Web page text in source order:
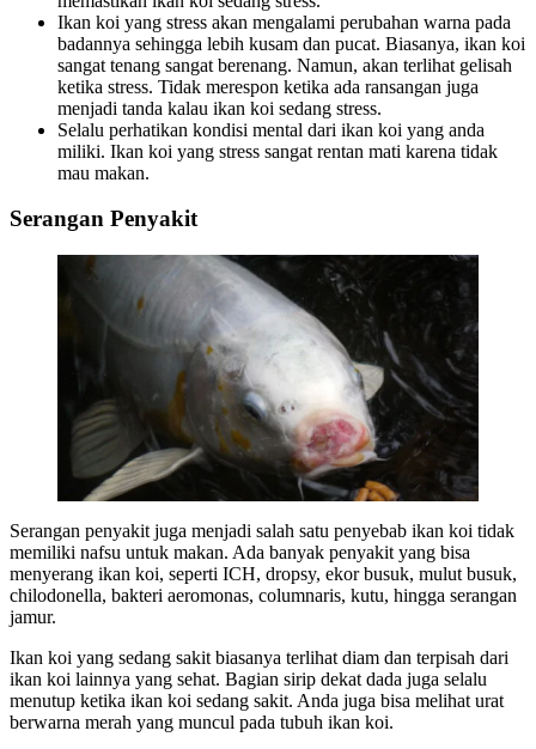
Ikan koi yang stress akan mengalami perubahan warna pada
badannya sehingga lebih kusam dan pucat. Biasanya, ikan koi
sangat tenang sangat berenang. Namun, akan terlihat gelisah
ketika stress. Tidak merespon ketika ada ransangan juga
menjadi tanda kalau ikan koi sedang stress.
Selalu perhatikan kondisi mental dari ikan koi yang anda
miliki. Ikan koi yang stress sangat rentan mati karena tidak
mau makan.
Serangan Penyakit
Serangan penyakit juga menjadi salah satu penyebab ikan koi tidak
memiliki nafsu untuk makan. Ada banyak penyakit yang bisa
menyerang ikan koi, seperti ICH, dropsy, ekor busuk, mulut busuk,
chilodonella, bakteri aeromonas, columnaris, kutu, hingga serangan
jamur.
Ikan koi yang sedang sakit biasanya terlihat diam dan terpisah dari
ikan koi lainnya yang sehat. Bagian sirip dekat dada juga selalu
menutup ketika ikan koi sedang sakit. Anda juga bisa melihat urat
berwarna merah yang muncul pada tubuh ikan koi.